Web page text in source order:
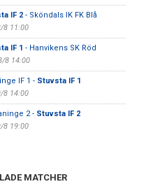
IF 2- Sköndals IK FK Blå
8 11:00
IF 1 - Hanvikens SK Röd
8 14:00
IF 1 - Stuvsta IF 1
8 14:00
2 - Stuvsta IF 2
8 19:00
MATCHER